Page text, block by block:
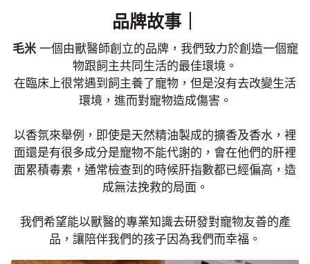
品牌故事｜
毛米一個由獸醫師創立的品牌，我們致力於創造一個寵
物跟飼主共同生活的最佳環境。
在臨床上很常遇到飼主養了寵物，但是沒有去改變生活
環境，進而對寵物造成傷害。
以香氛來舉例，即使是天然精油製成的擴香及香水，裡
面還是有很多成分是寵物不能代謝的，會在他們的肝裡
面累積毒素，通常檢查到的時候肝指數都已經偏高，造
成無法挽救的局面。
我們希望能以獸醫的專業知識去研發對寵物友善的產
品，讓陪伴我們的孩子因為我們而幸福。